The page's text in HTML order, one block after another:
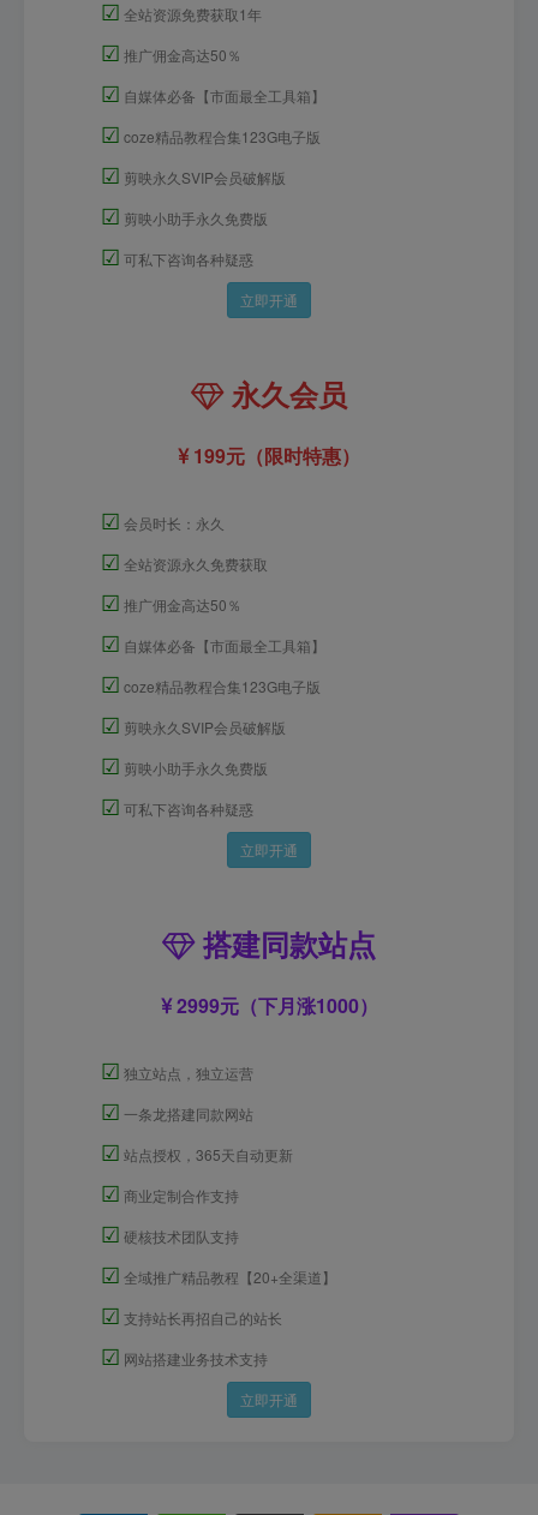
☑ 全站资源免费获取1年
☑ 推广佣金高达50％
☑ 自媒体必备【市面最全工具箱】
☑ coze精品教程合集123G电子版
☑ 剪映永久SVIP会员破解版
☑ 剪映小助手永久免费版
☑ 可私下咨询各种疑惑
立即开通
永久会员
199元（限时特惠）
☑ 会员时长：永久
☑ 全站资源永久免费获取
☑ 推广佣金高达50％
☑ 自媒体必备【市面最全工具箱】
☑ coze精品教程合集123G电子版
☑ 剪映永久SVIP会员破解版
☑ 剪映小助手永久免费版
☑ 可私下咨询各种疑惑
立即开通
搭建同款站点
2999元（下月涨1000）
☑ 独立站点，独立运营
☑ 一条龙搭建同款网站
☑ 站点授权，365天自动更新
☑ 商业定制合作支持
☑ 硬核技术团队支持
☑ 全域推广精品教程【20+全渠道】
☑ 支持站长再招自己的站长
☑ 网站搭建业务技术支持
立即开通